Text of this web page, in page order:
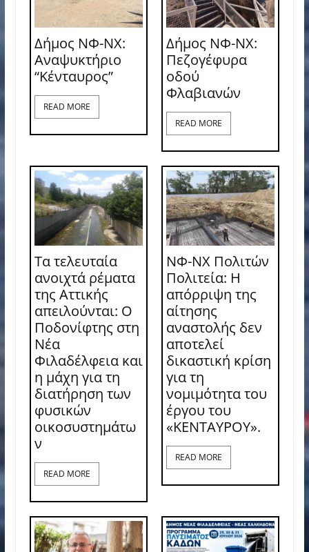
Δήμος ΝΦ-ΝΧ:
Αναψυκτήριο
“Κένταυρος”
READ MORE
Δήμος ΝΦ-ΝΧ:
Πεζογέφυρα
οδού
Φλαβιανών
READ MORE
Τα τελευταία
ανοιχτά ρέματα
της Αττικής
απειλούνται: Ο
Ποδονίφτης στη
Νέα
Φιλαδέλφεια και
η μάχη για τη
διατήρηση των
φυσικών
οικοσυστημάτω
ν
READ MORE
ΝΦ-ΝΧ Πολιτών
Πολιτεία: Η
απόρριψη της
αίτησης
αναστολής δεν
αποτελεί
δικαστική κρίση
για τη
νομιμότητα του
έργου του
«ΚΕΝΤΑΥΡΟΥ».
READ MORE